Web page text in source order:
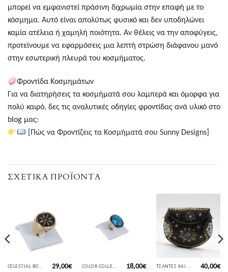
μπορεί να εμφανιστεί πράσινη διχρωμία στην επαφή με το
κόσμημα. Αυτό είναι απολύτως φυσικό και δεν υποδηλώνει
καμία ατέλεια ή χαμηλή ποιότητα. Αν θέλεις να την αποφύγεις,
προτείνουμε να εφαρμόσεις μια λεπτή στρώση διάφανου μανό
στην εσωτερική πλευρά του κοσμήματος.
Φροντίδα Κοσμημάτων
Για να διατηρήσεις τα κοσμήματά σου λαμπερά και όμορφα για
πολύ καιρό, δες τις αναλυτικές οδηγίες φροντίδας ανά υλικό στο
blog μας:
[Πώς να Φροντίζεις τα Κοσμήματά σου Sunny Designs]
ΣΧΕΤΙΚΆ ΠΡΟΪΌΝΤΑ
CELESTIAL BODIES COLLECTION 29,00€ COLOR COLLECTION 18,00€ ΤΣΆΝΤΕΣ ΚΑΙ ΑΞΕΣΟΥΆΡ 40,00€